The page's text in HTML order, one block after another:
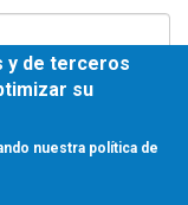
y de terceros
su
nuestra política de